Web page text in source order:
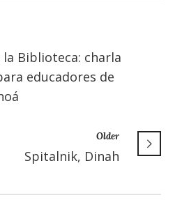
Biblioteca: charla
educadores de
Older
Spitalnik, Dinah